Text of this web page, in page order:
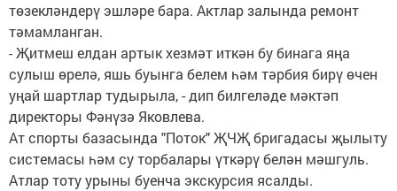
төзекләндерү эшләре бара. Актлар залында ремонт
тәмамланган.
- Җитмеш елдан артык хезмәт иткән бу бинага яңа
сулыш өрелә, яшь буынга белем һәм тәрбия бирү өчен
уңай шартлар тудырыла, - дип билгеләде мәктәп
директоры Фәнүзә Яковлева.
Ат спорты базасында "Поток" ҖЧҖ бригадасы җылыту
системасы һәм су торбалары үткәрү белән мәшгуль.
Атлар тоту урыны буенча экскурсия ясалды.